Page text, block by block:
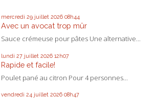
mercredi 29 juillet 2026 08h44
Avec un avocat trop mûr
Sauce crémeuse pour pâtes Une alternative...
lundi 27 juillet 2026 12h07
Rapide et facile!
Poulet pané au citron Pour 4 personnes...
vendredi 24 juillet 2026 08h47